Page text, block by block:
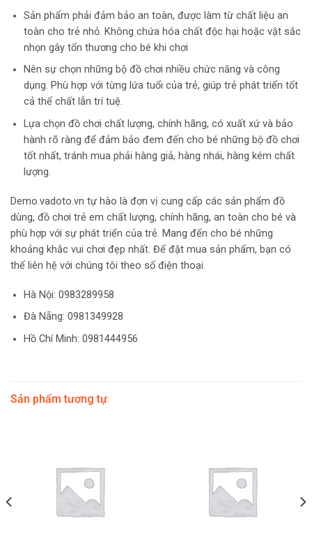
Sản phẩm phải đảm bảo an toàn, được làm từ chất liệu an
toàn cho trẻ nhỏ. Không chứa hóa chất độc hại hoặc vật sắc
nhọn gây tổn thương cho bé khi chơi
Nên sự chọn những bộ đồ chơi nhiều chức năng và công
dụng. Phù hợp với từng lứa tuổi của trẻ, giúp trẻ phát triển tốt
cả thể chất lẫn trí tuệ.
Lựa chọn đồ chơi chất lượng, chính hãng, có xuất xứ và bảo
hành rõ ràng để đảm bảo đem đến cho bé những bộ đồ chơi
tốt nhất, tránh mua phải hàng giả, hàng nhái, hàng kém chất
lượng.
Demo.vadoto.vn tự hào là đơn vị cung cấp các sản phẩm đồ
dùng, đồ chơi trẻ em chất lượng, chính hãng, an toàn cho bé và
phù hợp với sự phát triển của trẻ. Mang đến cho bé những
khoảng khắc vui chơi đẹp nhất. Để đặt mua sản phẩm, bạn có
thể liên hệ với chúng tôi theo số điện thoại.
Hà Nội: 0983289958
Đà Nẵng: 0981349928
Hồ Chí Minh: 0981444956
Sản phẩm tương tự